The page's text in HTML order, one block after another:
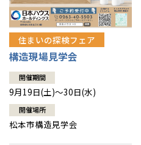
住まいの探検フェア
構造現場見学会
開催期間
9月19日(土)～30日(水)
開催場所
松本市構造見学会